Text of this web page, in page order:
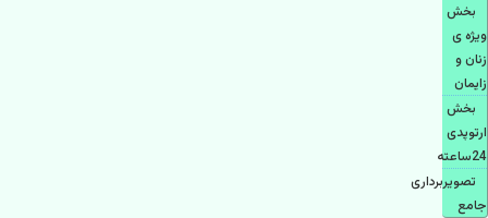
بخش
ویژه ی
زنان و
زایمان
بخش
ارتوپدی
24ساعته
تصویربرداری
جامع